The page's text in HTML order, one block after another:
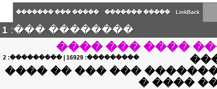
LinkBack
����� �������
����� ��� �������
�������� ���:
1
����� ���� ���
���������:
16929
| ���������:
2
������ ���� ��������
���